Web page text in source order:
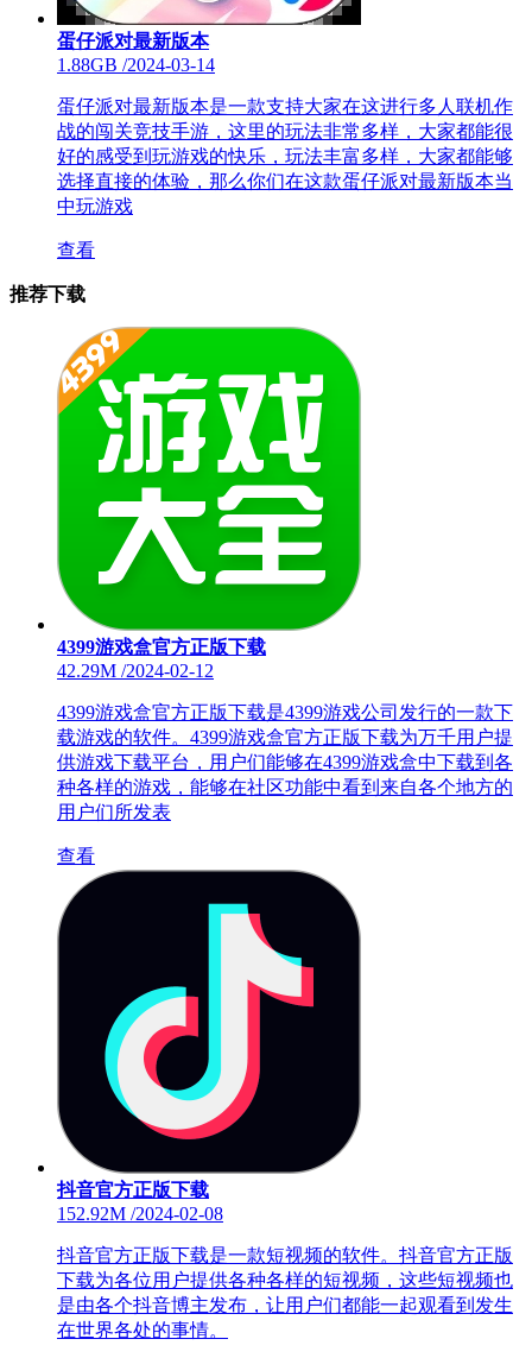
蛋仔派对最新版本
1.88GB /2024-03-14
蛋仔派对最新版本是一款支持大家在这进行多人联机作
战的闯关竞技手游，这里的玩法非常多样，大家都能很
好的感受到玩游戏的快乐，玩法丰富多样，大家都能够
选择直接的体验，那么你们在这款蛋仔派对最新版本当
中玩游戏
查看
推荐下载
4399游戏盒官方正版下载
42.29M /2024-02-12
4399游戏盒官方正版下载是4399游戏公司发行的一款下
载游戏的软件。4399游戏盒官方正版下载为万千用户提
供游戏下载平台，用户们能够在4399游戏盒中下载到各
种各样的游戏，能够在社区功能中看到来自各个地方的
用户们所发表
查看
抖音官方正版下载
152.92M /2024-02-08
抖音官方正版下载是一款短视频的软件。抖音官方正版
下载为各位用户提供各种各样的短视频，这些短视频也
是由各个抖音博主发布，让用户们都能一起观看到发生
在世界各处的事情。